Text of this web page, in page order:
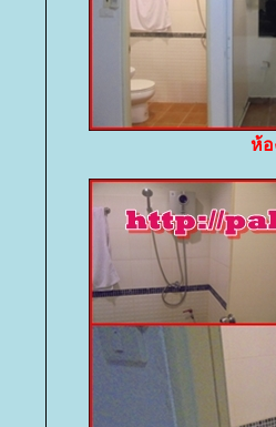
ห้อ